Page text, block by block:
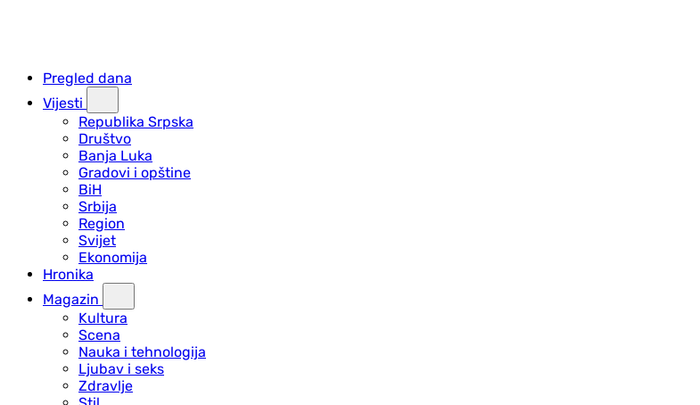
Pregled dana
Vijesti
Republika Srpska
Društvo
Banja Luka
Gradovi i opštine
BiH
Srbija
Region
Svijet
Ekonomija
Hronika
Magazin
Kultura
Scena
Nauka i tehnologija
Ljubav i seks
Zdravlje